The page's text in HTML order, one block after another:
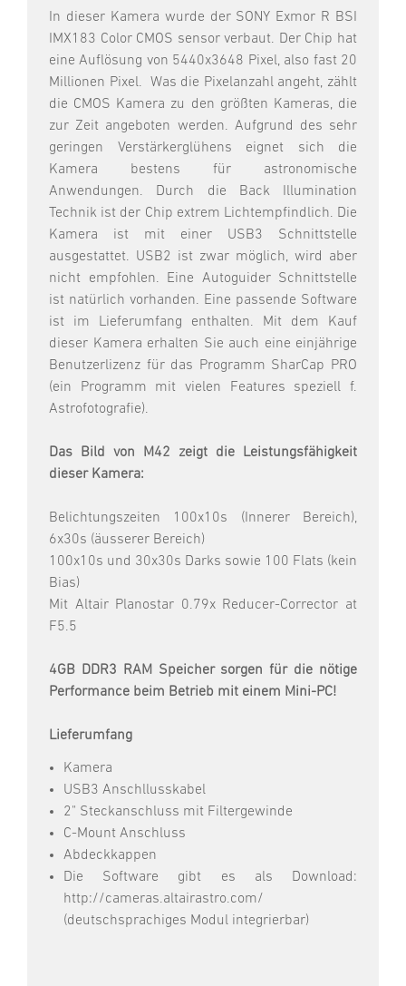
In dieser Kamera wurde der SONY Exmor R BSI
IMX183 Color CMOS sensor verbaut. Der Chip hat
eine Auflösung von 5440x3648 Pixel, also fast 20
Millionen Pixel. Was die Pixelanzahl angeht, zählt
die CMOS Kamera zu den größten Kameras, die
zur Zeit angeboten werden. Aufgrund des sehr
geringen Verstärkerglühens eignet sich die
Kamera bestens für astronomische
Anwendungen. Durch die Back Illumination
Technik ist der Chip extrem Lichtempfindlich. Die
Kamera ist mit einer USB3 Schnittstelle
ausgestattet. USB2 ist zwar möglich, wird aber
nicht empfohlen. Eine Autoguider Schnittstelle
ist natürlich vorhanden. Eine passende Software
ist im Lieferumfang enthalten. Mit dem Kauf
dieser Kamera erhalten Sie auch eine einjährige
Benutzerlizenz für das Programm SharCap PRO
(ein Programm mit vielen Features speziell f.
Astrofotografie).
Das Bild von M42 zeigt die Leistungsfähigkeit
dieser Kamera:
Belichtungszeiten 100x10s (Innerer Bereich),
6x30s (äusserer Bereich)
100x10s und 30x30s Darks sowie 100 Flats (kein
Bias)
Mit Altair Planostar 0.79x Reducer-Corrector at
F5.5
4GB DDR3 RAM Speicher sorgen für die nötige
Performance beim Betrieb mit einem Mini-PC!
Lieferumfang
Kamera
USB3 Anschllusskabel
2" Steckanschluss mit Filtergewinde
C-Mount Anschluss
Abdeckkappen
Die Software gibt es als Download:
http://cameras.altairastro.com/
(deutschsprachiges Modul integrierbar)